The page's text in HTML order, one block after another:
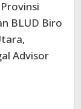
BLUD Biro
Advisor